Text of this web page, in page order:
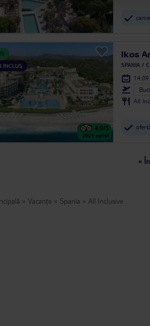
INCLUS
4.9/5
2821 opinii
Ikos
SPANIA
All
«
Vacanțe Spania All Inclusive